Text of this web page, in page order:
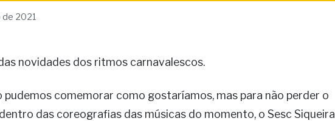
de 2021
novidades dos ritmos carnavalescos.
pudemos comemorar como gostaríamos, mas para não perder o
das coreografias das músicas do momento, o Sesc Siqueira